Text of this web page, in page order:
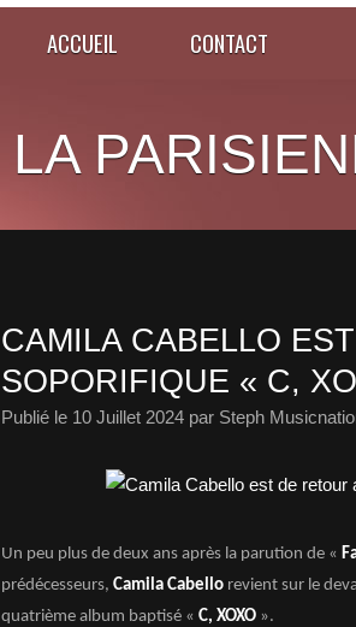
ACCUEIL CONTACT
LA
CAMILA CABELLO
SOPORIFIQUE « C,
Publié le 10 Juillet 2024 par Steph
Un peu plus de deux ans après la parution de «
prédécesseurs, Camila Cabello revient sur le
quatrième album baptisé « C, XOXO ».